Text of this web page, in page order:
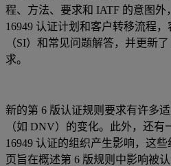
程、方法、要求和 IATF 的意图外
16949 认证计划和客户转移流程
（SI）和常见问题解答，并更新
求。
新的第 6 版认证规则要求有许多
（如 DNV）的变化。此外，还
16949 认证的组织产生影响，这
页旨在概述第 6 版规则中影响被